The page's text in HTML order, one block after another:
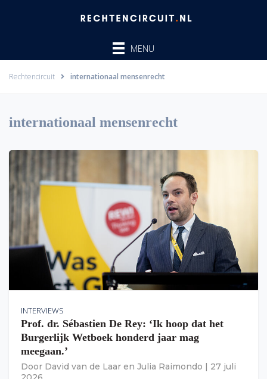
MENU
Rechtencircuit internationaal mensenrecht
internationaal mensenrecht
INTERVIEWS
Prof. dr. Sébastien De Rey: ‘Ik hoop dat het
Burgerlijk Wetboek honderd jaar mag
meegaan.’
Door David van de Laar en Julia Raimondo
27 juli